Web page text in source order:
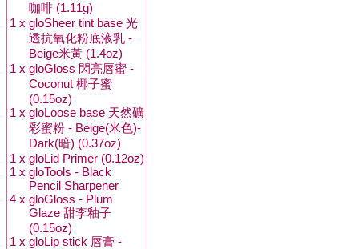
咖啡 (1.11g)
1 x gloSheer tint base 光
透抗氧化粉底液乳 -
Beige米黃 (1.4oz)
1 x gloGloss 閃亮唇蜜 -
Coconut 椰子蜜
(0.15oz)
1 x gloLoose base 天然礦
彩蜜粉 - Beige(米色)-
Dark(暗) (0.37oz)
1 x gloLid Primer (0.12oz)
1 x gloTools - Black
Pencil Sharpener
4 x gloGloss - Plum
Glaze 甜李釉子
(0.15oz)
1 x gloLip stick 唇膏 -